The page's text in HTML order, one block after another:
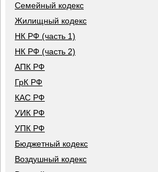
Семейный кодекс
Жилищный кодекс
НК РФ (часть 1)
НК РФ (часть 2)
АПК РФ
ГрК РФ
КАС РФ
УИК РФ
УПК РФ
Бюджетный кодекс
Воздушный кодекс